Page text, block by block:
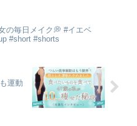
の毎日メイク💭 #イエベ
#short #shorts
運動